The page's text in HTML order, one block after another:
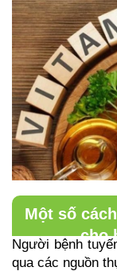
Một số
cho
Người bệnh
qua các nguồn